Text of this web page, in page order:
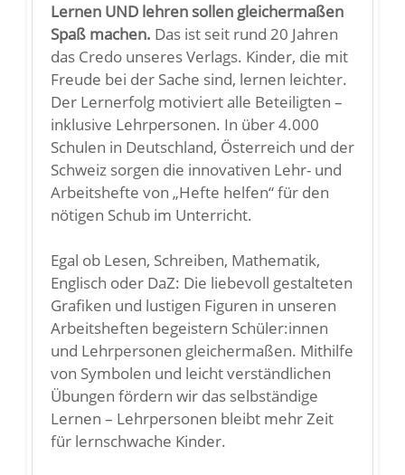
Lernen UND lehren sollen gleichermaßen
Spaß machen. Das ist seit rund 20 Jahren
das Credo unseres Verlags. Kinder, die mit
Freude bei der Sache sind, lernen leichter.
Der Lernerfolg motiviert alle Beteiligten –
inklusive Lehrpersonen. In über 4.000
Schulen in Deutschland, Österreich und der
Schweiz sorgen die innovativen Lehr- und
Arbeitshefte von „Hefte helfen“ für den
nötigen Schub im Unterricht.
Egal ob Lesen, Schreiben, Mathematik,
Englisch oder DaZ: Die liebevoll gestalteten
Grafiken und lustigen Figuren in unseren
Arbeitsheften begeistern Schüler:innen
und Lehrpersonen gleichermaßen. Mithilfe
von Symbolen und leicht verständlichen
Übungen fördern wir das selbständige
Lernen – Lehrpersonen bleibt mehr Zeit
für lernschwache Kinder.